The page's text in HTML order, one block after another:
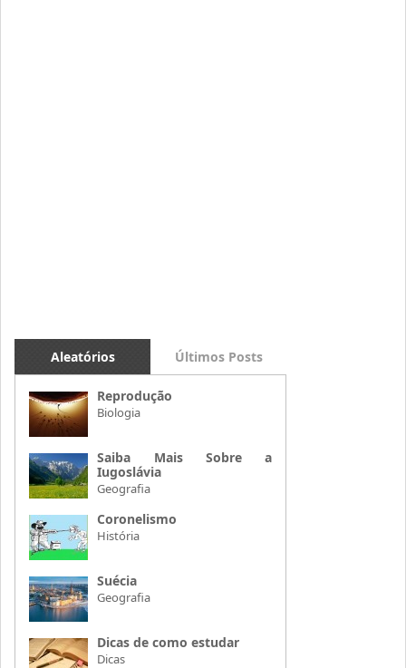
Aleatórios Últimos Posts
Reprodução
Biologia
Saiba Mais Sobre a
Iugoslávia
Geografia
Coronelismo
História
Suécia
Geografia
Dicas de como estudar
Dicas